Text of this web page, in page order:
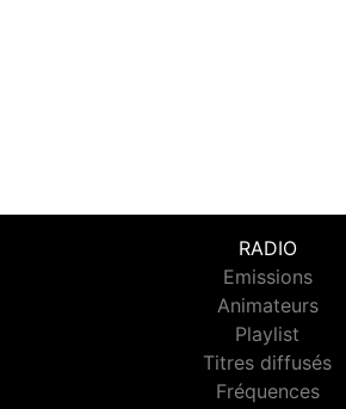
RADIO
Emissions
Animateurs
Playlist
Titres diffusés
Fréquences